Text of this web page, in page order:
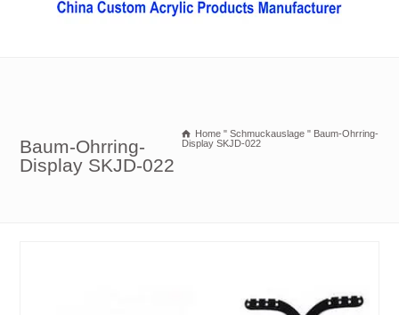
Baum-Ohrring-
Display SKJD-022
Home " Schmuckauslage " Baum-Ohrring-
Display SKJD-022